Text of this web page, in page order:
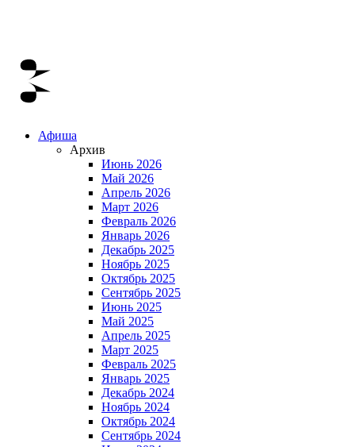
Афиша
Архив
Июнь 2026
Май 2026
Апрель 2026
Март 2026
Февраль 2026
Январь 2026
Декабрь 2025
Ноябрь 2025
Октябрь 2025
Сентябрь 2025
Июнь 2025
Май 2025
Апрель 2025
Март 2025
Февраль 2025
Январь 2025
Декабрь 2024
Ноябрь 2024
Октябрь 2024
Сентябрь 2024